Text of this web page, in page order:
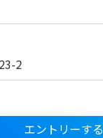
2
エントリーする